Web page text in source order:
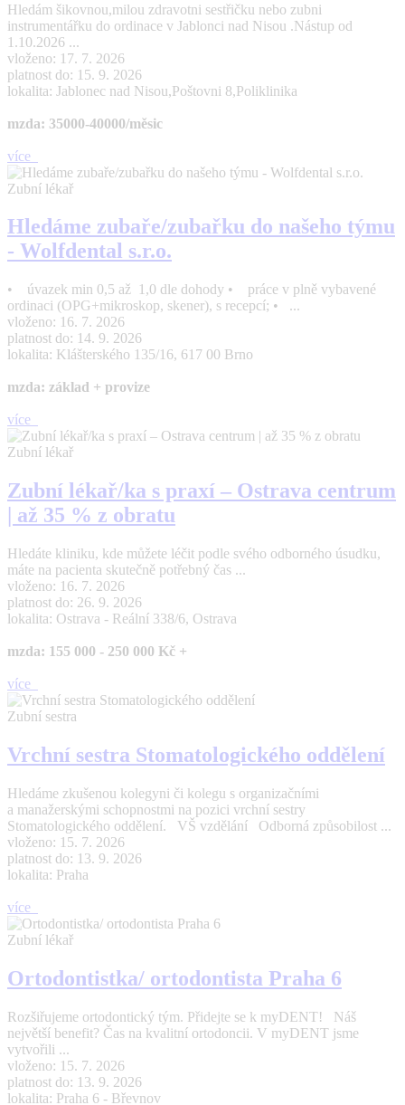
Hledám šikovnou,milou zdravotni sestřičku nebo zubni
instrumentářku do ordinace v Jablonci nad Nisou .Nástup od
1.10.2026 ...
vloženo: 17. 7. 2026
platnost do: 15. 9. 2026
lokalita: Jablonec nad Nisou,Poštovni 8,Poliklinika
mzda: 35000-40000/měsic
více
Zubní lékař
Hledáme zubaře/zubařku do našeho týmu
- Wolfdental s.r.o.
• úvazek min 0,5 až 1,0 dle dohody • práce v plně vybavené
ordinaci (OPG+mikroskop, skener), s recepcí; • ...
vloženo: 16. 7. 2026
platnost do: 14. 9. 2026
lokalita: Klášterského 135/16, 617 00 Brno
mzda: základ + provize
více
Zubní lékař
Zubní lékař/ka s praxí – Ostrava centrum
| až 35 % z obratu
Hledáte kliniku, kde můžete léčit podle svého odborného úsudku,
máte na pacienta skutečně potřebný čas ...
vloženo: 16. 7. 2026
platnost do: 26. 9. 2026
lokalita: Ostrava - Reální 338/6, Ostrava
mzda: 155 000 - 250 000 Kč +
více
Zubní sestra
Vrchní sestra Stomatologického oddělení
Hledáme zkušenou kolegyni či kolegu s organizačními
a manažerskými schopnostmi na pozici vrchní sestry
Stomatologického oddělení. VŠ vzdělání Odborná způsobilost ...
vloženo: 15. 7. 2026
platnost do: 13. 9. 2026
lokalita: Praha
více
Zubní lékař
Ortodontistka/ ortodontista Praha 6
Rozšiřujeme ortodontický tým. Přidejte se k myDENT! Náš
největší benefit? Čas na kvalitní ortodoncii. V myDENT jsme
vytvořili ...
vloženo: 15. 7. 2026
platnost do: 13. 9. 2026
lokalita: Praha 6 - Břevnov